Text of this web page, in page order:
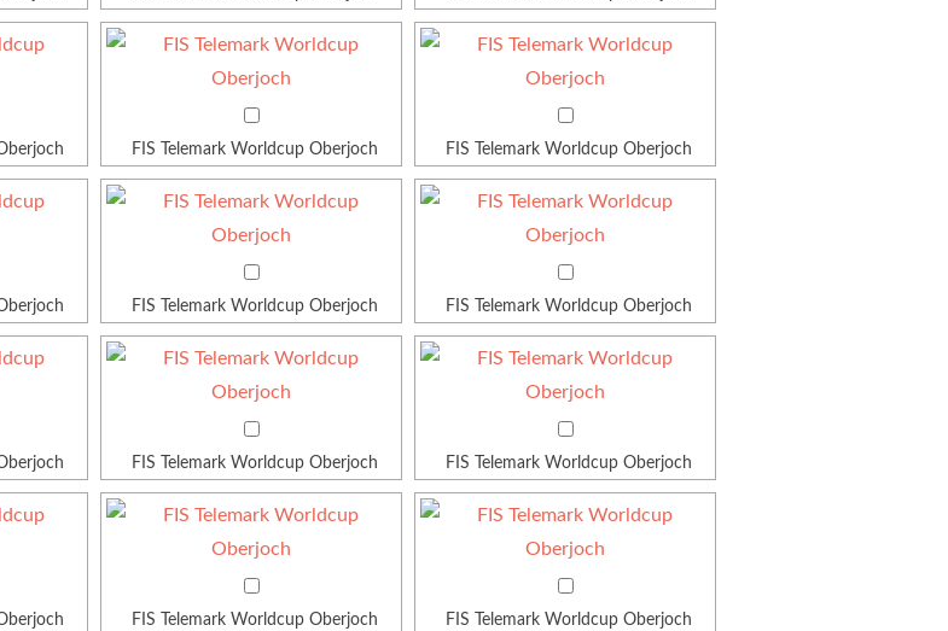
FIS Telemark Worldcup Oberjoch FIS Telemark Worldcup Oberjoch
FIS Telemark Worldcup Oberjoch FIS Telemark Worldcup Oberjoch
FIS Telemark Worldcup Oberjoch FIS Telemark Worldcup Oberjoch
FIS Telemark Worldcup Oberjoch FIS Telemark Worldcup Oberjoch